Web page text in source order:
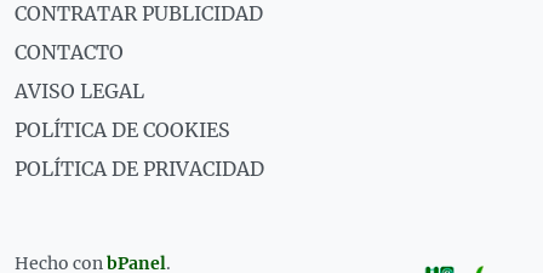
CONTRATAR PUBLICIDAD
CONTACTO
AVISO LEGAL
POLÍTICA DE COOKIES
POLÍTICA DE PRIVACIDAD
Hecho conbPanel.